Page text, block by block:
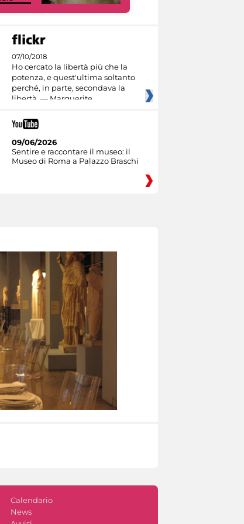
07/10/2018
Ho cercato la libertà più che la
potenza, e quest'ultima soltanto
perché, in parte, secondava la
libertà. — Marguerite
09/06/2026
Sentire e raccontare il museo: il
Museo di Roma a Palazzo Braschi
Calendario
News